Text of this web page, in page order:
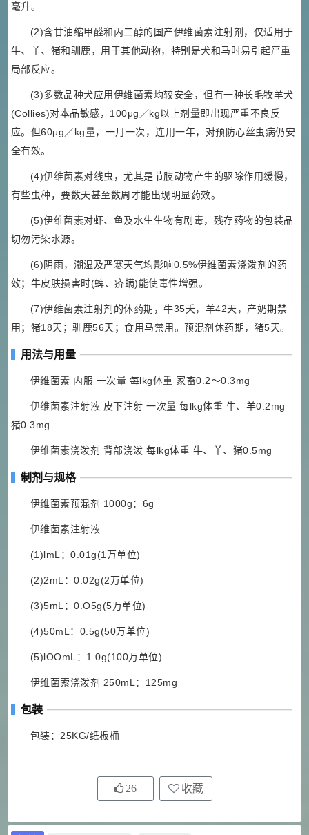
毫升。
(2)含甘油缩甲醛和丙二醇的国产伊维菌素注射剂，仅适用于
牛、羊、猪和驯鹿，用于其他动物，特别是犬和马时易引起严重
局部反应。
(3)多数品种犬应用伊维菌素均较安全，但有一种长毛牧羊犬
(Collies)对本品敏感，100μg／kg以上剂量即出现严重不良反
应。但60μg／kg量，一月一次，连用一年，对预防心丝虫病仍安
全有效。
(4)伊维菌素对线虫，尤其是节肢动物产生的驱除作用缓慢，
有些虫种，要数天甚至数周才能出现明显药效。
(5)伊维菌素对虾、鱼及水生生物有剧毒，残存药物的包装品
切勿污染水源。
(6)阴雨，潮湿及严寒天气均影响0.5%伊维菌素浇泼剂的药
效；牛皮肤损害时(蜱、疥螨)能使毒性增强。
(7)伊维菌素注射剂的休药期，牛35夭，羊42天，产奶期禁
用；猪18天；驯鹿56天；食用马禁用。预混剂休药期，猪5天。
用法与用量
伊维菌素 内服 一次量 每lkg体重 家畜0.2～0.3mg
伊维菌素注射液 皮下注射 一次量 每lkg体重 牛、羊0.2mg
猪0.3mg
伊维菌素浇泼剂 背部浇泼 每lkg体重 牛、羊、猪0.5mg
制剂与规格
伊维菌素预混剂 1000g：6g
伊维菌素注射液
(1)lmL：0.01g(1万单位)
(2)2mL：0.02g(2万单位)
(3)5mL：0.O5g(5万单位)
(4)50mL：0.5g(50万单位)
(5)lOOmL：1.0g(100万单位)
伊维菌索浇泼剂 250mL：125mg
包装
包装：25KG/纸板桶
26 收藏